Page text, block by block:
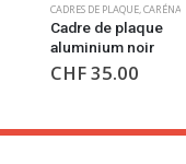
DE PLAQUE,CARÉNAGES
de plaque
noir
35.00